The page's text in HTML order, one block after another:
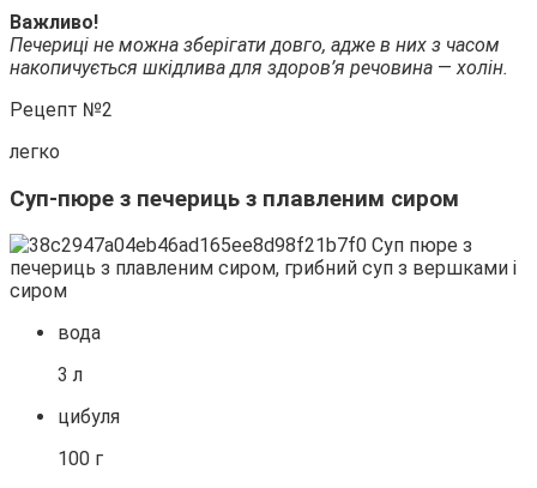
Важливо!
Печериці не можна зберігати довго, адже в них з часом
накопичується шкідлива для здоров’я речовина — холін.
Рецепт №2
легко
Суп-пюре з печериць з плавленим сиром
вода
3 л
цибуля
100 г